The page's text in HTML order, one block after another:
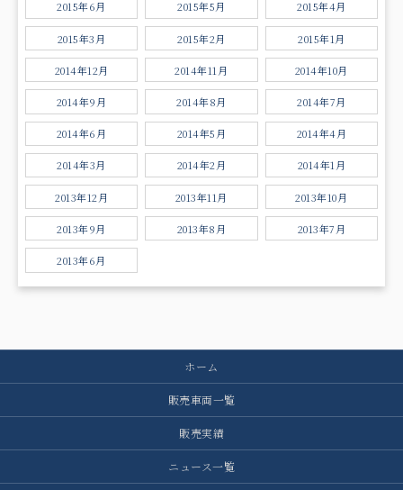
2015年6月 2015年5月 2015年4月
2015年3月 2015年2月 2015年1月
2014年12月 2014年11月 2014年10月
2014年9月 2014年8月 2014年7月
2014年6月 2014年5月 2014年4月
2014年3月 2014年2月 2014年1月
2013年12月 2013年11月 2013年10月
2013年9月 2013年8月 2013年7月
2013年6月
ホーム
販売車両一覧
販売実績
ニュース一覧